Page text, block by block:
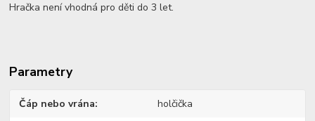
Hračka není vhodná pro děti do 3 let.
Parametry
Čáp nebo vrána holčička